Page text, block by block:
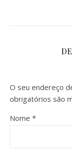
O seu endereço
obrigatórios são
Nome *